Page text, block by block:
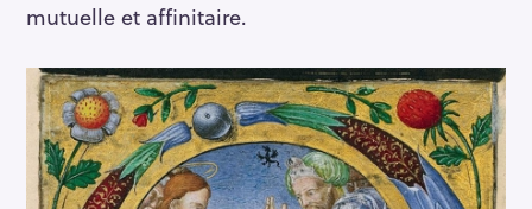
mutuelle et affinitaire.